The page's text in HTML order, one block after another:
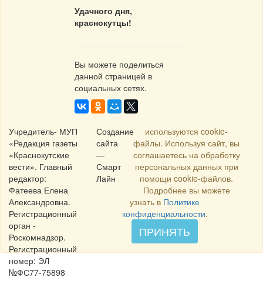
Удачного дня,
краснокутцы!
Вы можете поделиться
данной страницей в
социальных сетях.
Учредитель- МУП
«Редакция газеты
«Краснокутские
вести». Главный
редактор:
Фатеева Елена
Александровна.
Регистрационный
орган -
Роскомнадзор.
Регистрационный
номер: ЭЛ
№ФС77-75898
Создание
сайта
—
Смарт
Лайн
используются cookie-
файлы. Используя сайт, вы
соглашаетесь на обработку
персональных данных при
помощи cookie-файлов.
Подробнее вы можете
узнать в Политике
конфиденциальности.
ПРИНЯТЬ